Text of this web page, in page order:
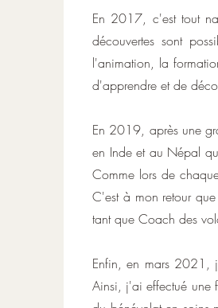
En 2017, c'est tout
découvertes sont
l'animation, la
d'apprendre et de
En 2019, après une
en Inde et au Népal
Comme lors de
C'est à mon retour
tant que Coach des
Enfin, en mars 2021,
Ainsi, j'ai effectué une